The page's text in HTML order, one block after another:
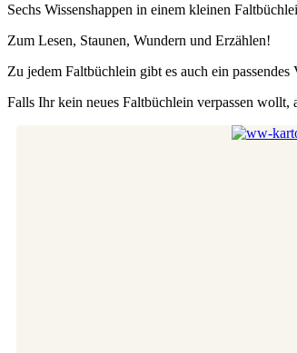
Sechs Wissenshappen in einem kleinen
Zum Lesen, Staunen, Wundern und Erzählen!
Zu jedem Faltbüchlein gibt es auch ein passendes
Falls Ihr kein neues Faltbüchlein verpassen wollt,